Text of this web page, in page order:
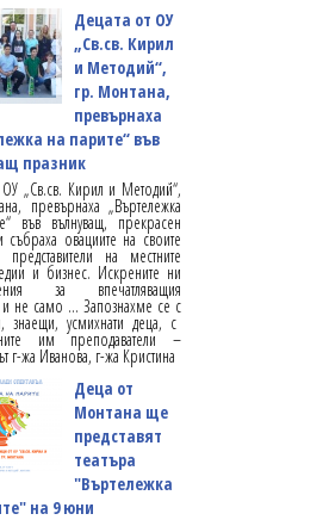
Децата от ОУ
„Св.св. Кирил
и Методий“,
гр. Монтана,
превърнаха
на парите“ във
празник
ОУ „Св.св. Кирил и Методий“,
превърнаха „Въртележка
във вълнуващ, прекрасен
събраха овациите на своите
представители на местните
и бизнес. Искрените ни
за впечатляващия
и не само … Запознахме се с
знаещи, усмихнати деца, с
им преподаватели –
г-жа Иванова, г-жа Кристина
Деца от
Монтана ще
представят
театъра
"Въртележка
на 9 юни